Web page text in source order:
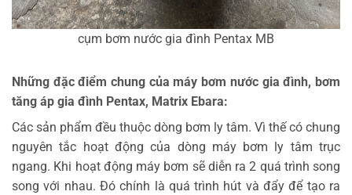
cụm bơm nước gia đình Pentax MB
Những đặc điểm chung của máy bơm nước gia đình, bơm
tăng áp gia đình Pentax, Matrix Ebara:
Các sản phẩm đều thuộc dòng bơm ly tâm. Vì thế có chung
nguyên tắc hoạt động của dòng máy bơm ly tâm trục
ngang. Khi hoạt động máy bơm sẽ diễn ra 2 quá trình song
song với nhau. Đó chính là quá trình hút và đẩy để tạo ra